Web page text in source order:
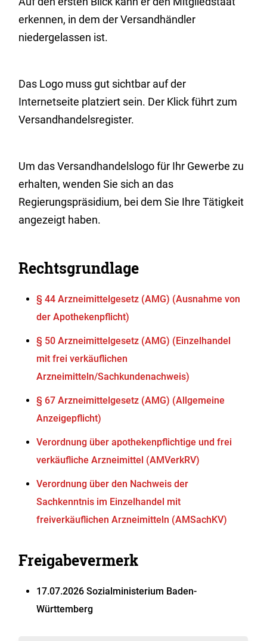
erkennen, in dem der Versandhändler
niedergelassen ist.
Das Logo muss gut sichtbar auf der
Internetseite platziert sein. Der Klick führt zum
Versandhandelsregister.
Um das Versandhandelslogo für Ihr Gewerbe zu
erhalten, wenden Sie sich an das
Regierungspräsidium, bei dem Sie Ihre Tätigkeit
angezeigt haben.
Rechtsgrundlage
§ 44 Arzneimittelgesetz (AMG) (Ausnahme von
der Apothekenpflicht)
§ 50 Arzneimittelgesetz (AMG) (Einzelhandel
mit frei verkäuflichen
Arzneimitteln/Sachkundenachweis)
§ 67 Arzneimittelgesetz (AMG) (Allgemeine
Anzeigepflicht)
Verordnung über apothekenpflichtige und frei
verkäufliche Arzneimittel (AMVerkRV)
Verordnung über den Nachweis der
Sachkenntnis im Einzelhandel mit
freiverkäuflichen Arzneimitteln (AMSachKV)
Freigabevermerk
17.07.2026 Sozialministerium Baden-
Württemberg